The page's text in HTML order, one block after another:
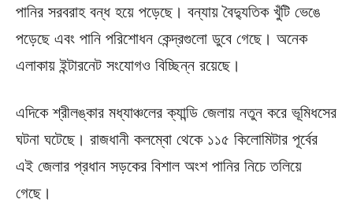
পানির সরবরাহ বন্ধ হয়ে পড়েছে। বন্যায় বৈদ্যুতিক খুঁটি ভেঙে
পড়েছে এবং পানি পরিশোধন কেন্দ্রগুলো ডুবে গেছে। অনেক
এলাকায় ইন্টারনেট সংযোগও বিচ্ছিন্ন রয়েছে।
এদিকে শ্রীলঙ্কার মধ্যাঞ্চলের ক্যান্ডি জেলায় নতুন করে ভূমিধসের
ঘটনা ঘটেছে। রাজধানী কলম্বো থেকে ১১৫ কিলোমিটার পূর্বের
এই জেলার প্রধান সড়কের বিশাল অংশ পানির নিচে তলিয়ে
গেছে।